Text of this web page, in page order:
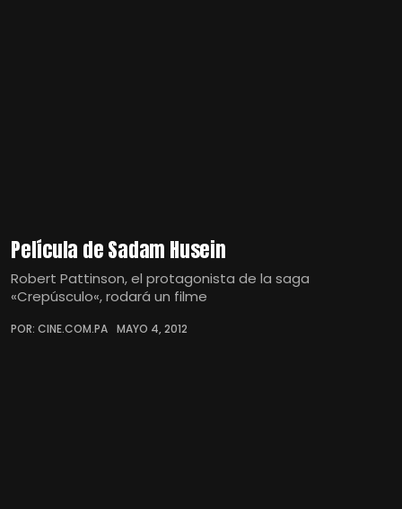
Película de Sadam Husein
Robert Pattinson, el protagonista de la saga
«Crepúsculo«, rodará un filme
POR: CINE.COM.PA MAYO 4, 2012